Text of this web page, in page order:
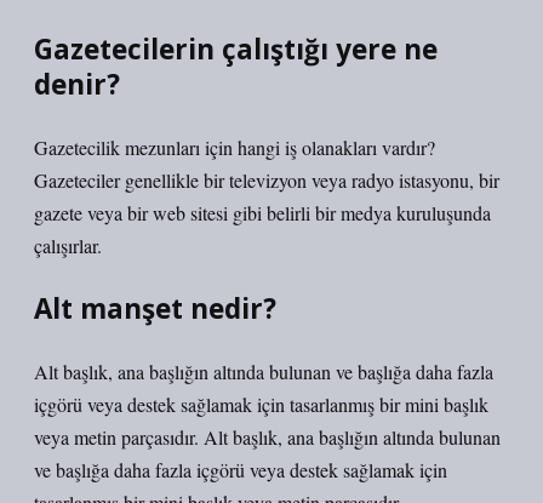
Gazetecilerin çalıştığı yere ne
denir?
Gazetecilik mezunları için hangi iş olanakları vardır?
Gazeteciler genellikle bir televizyon veya radyo istasyonu, bir
gazete veya bir web sitesi gibi belirli bir medya kuruluşunda
çalışırlar.
Alt manşet nedir?
Alt başlık, ana başlığın altında bulunan ve başlığa daha fazla
içgörü veya destek sağlamak için tasarlanmış bir mini başlık
veya metin parçasıdır. Alt başlık, ana başlığın altında bulunan
ve başlığa daha fazla içgörü veya destek sağlamak için